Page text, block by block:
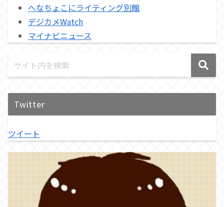
へなちょこにライティング別館
デジカメWatch
マイナビニュース
Twitter
ツイート